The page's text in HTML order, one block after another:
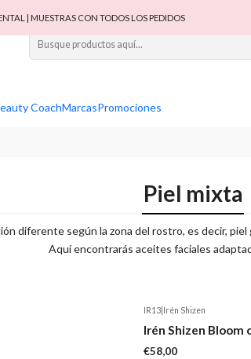
CoachMarcasPromociones
| MUESTRAS CON TODOS LOS PEDIDOS
Piel mixta
diferente según la zona del rostro, es decir,
Aquí encontrarás aceites faciales
IR13 Irén Shizen
Irén Shizen Bloom
€58,00